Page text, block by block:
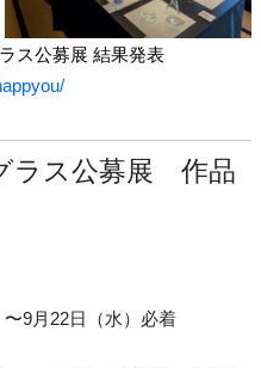
ス公募展 結果発表
ラス公募展 作品
9月22日（水）必着